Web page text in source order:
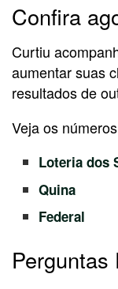
Confira
Curtiu
aumentar suas
resultados de
Veja os
Loteria dos
Quina
Federal
Perguntas